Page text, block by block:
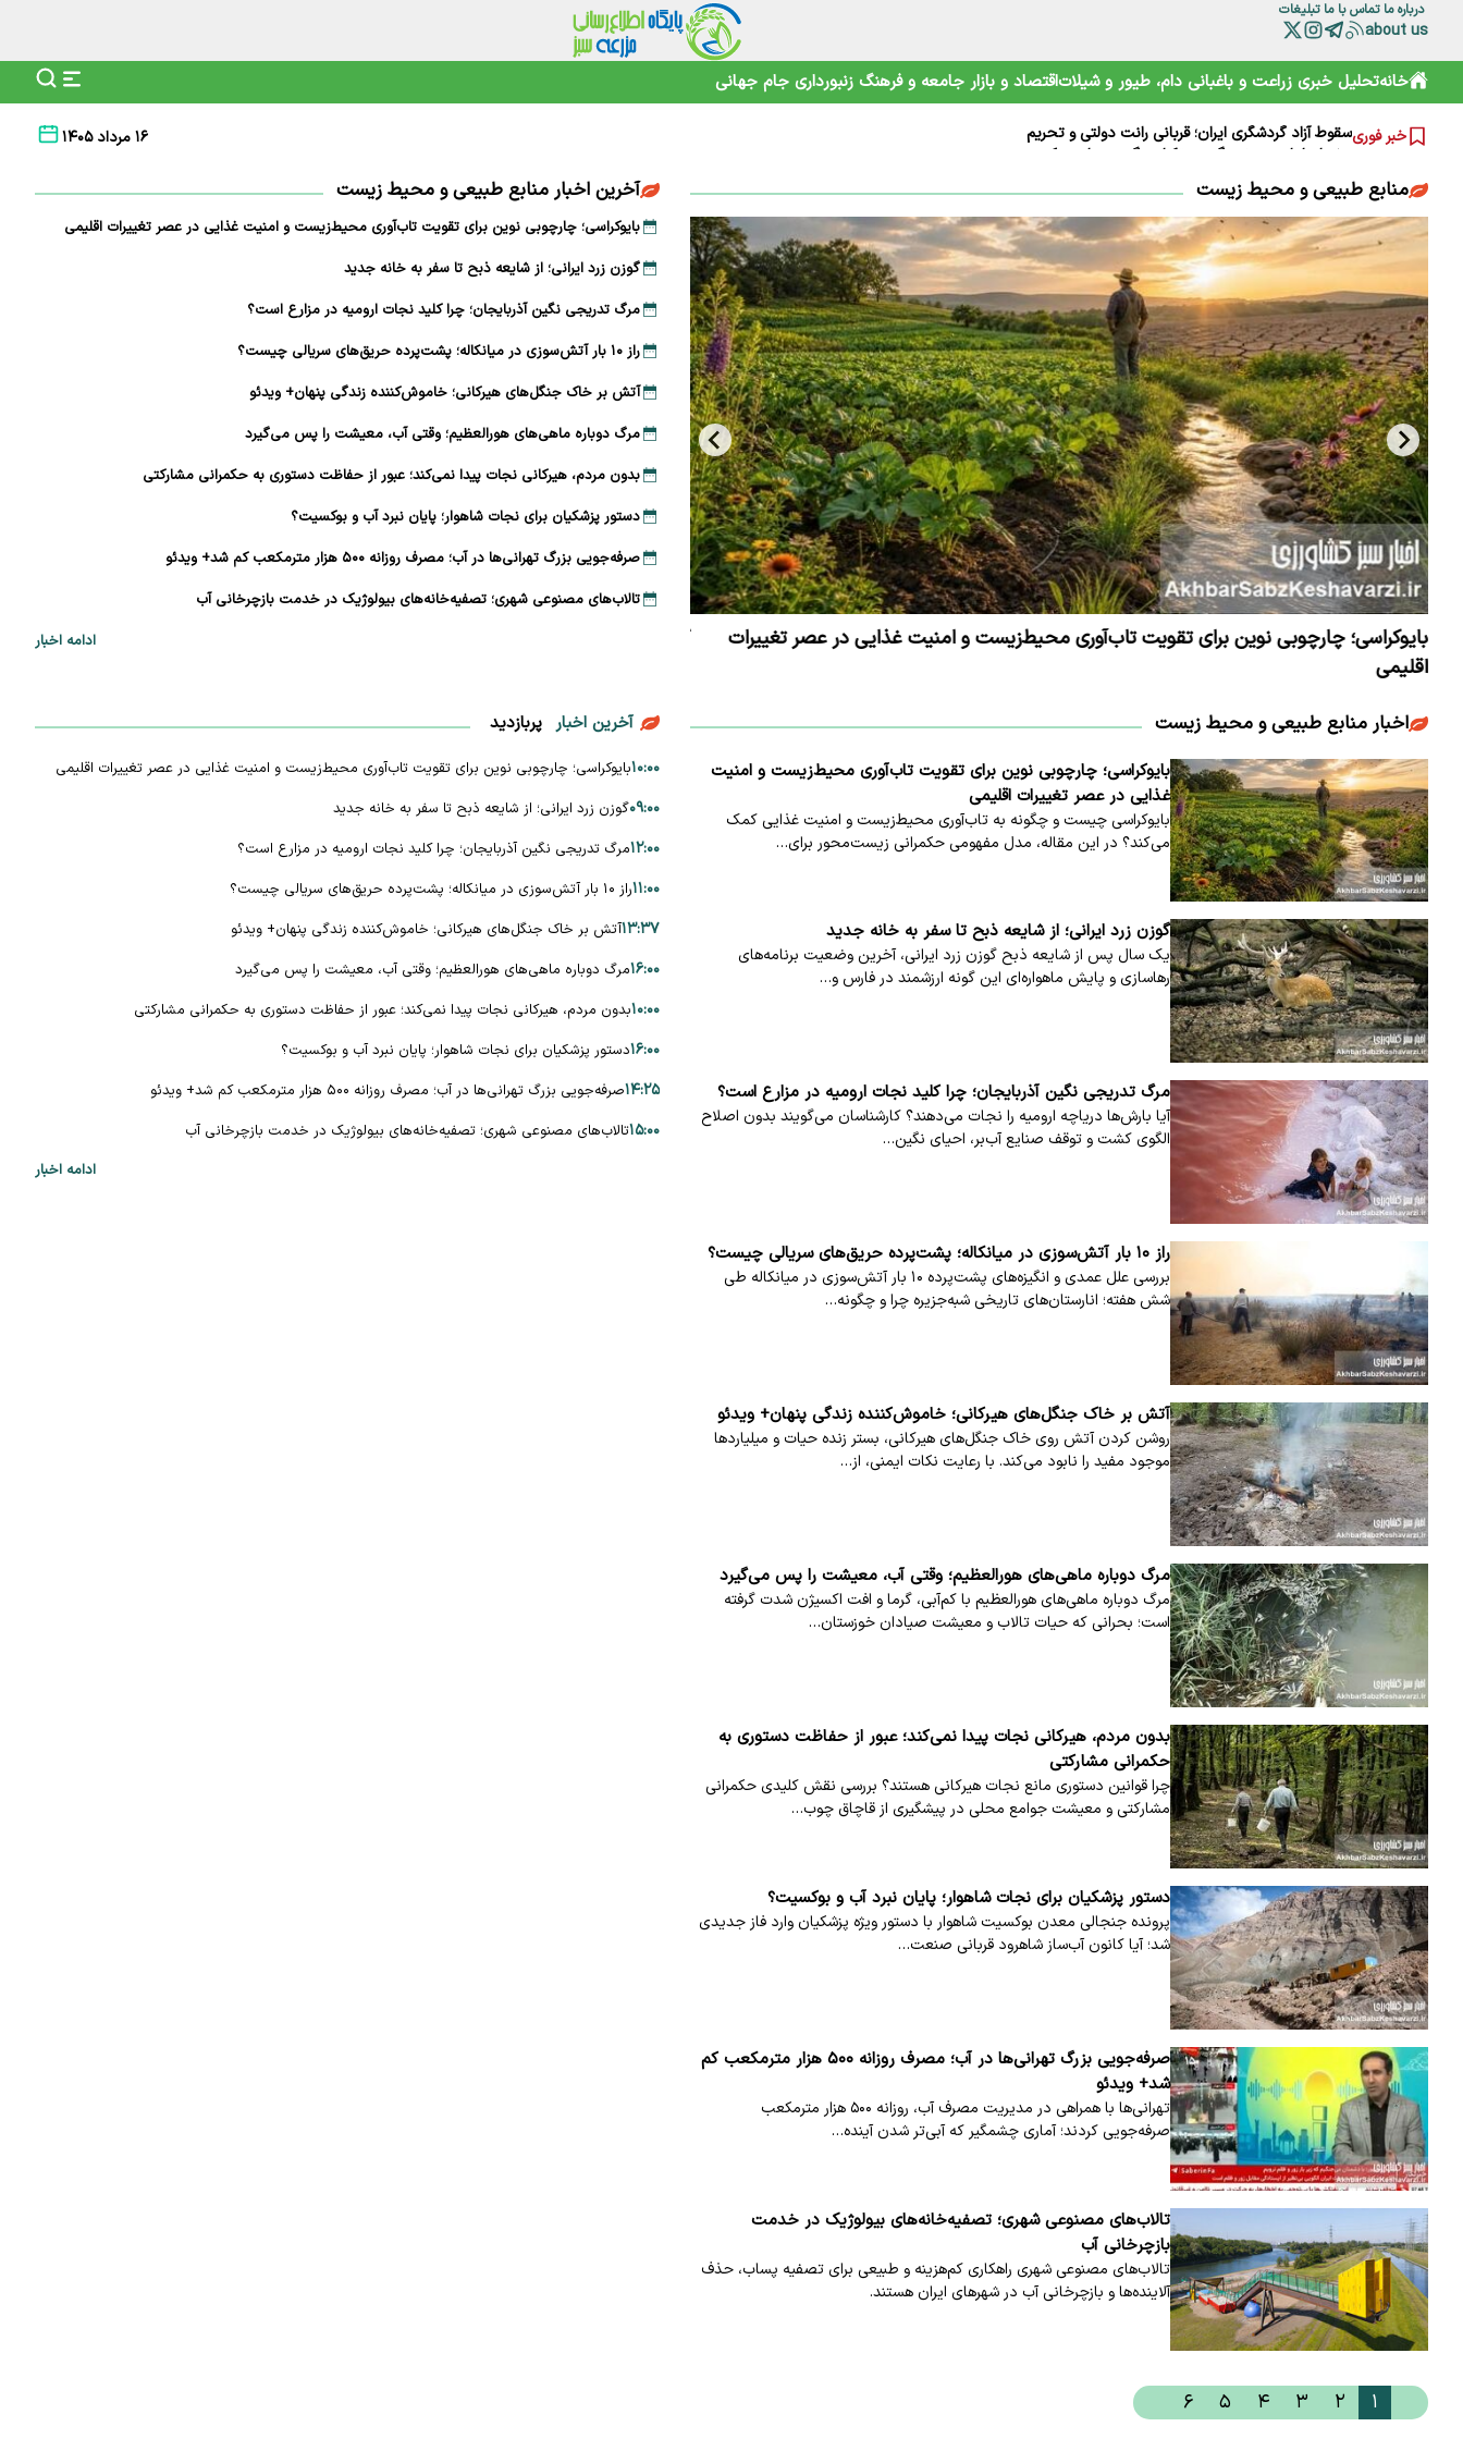
درباره ما تماس با ما تبلیغات
about us
خانهتحلیل خبری زراعت و باغبانی دام، طیور و شیلاتاقتصاد و بازار جامعه و فرهنگ زنبورداری جام جهانی
خبر فوری
خامیز؛ کارپاچیوی ۱۵۰۰ ساله ساسانی که شما را غافلگیر می‌کند!
رمزگشایی از سند آکتائو؛ سهم ایران از دریای خزر چقدر است؟
هشدارها را جدی نمی‌گیریم؛ تکرار مرگ در جاده و کوه
ترامپ از کدام مذاکره می‌گوید؟ روایت مبهم از پشت‌پرده خلیج فارس
شارژ کالابرگ الکترونیکی مرداد آغاز شد
هوشمند سازی صنعت دام و طیور راه توسعه و پیشرفت
هشدار هواشناسی تهران؛ باد شدید و گرد و خاک در راه است
بایوکراسی؛ چارچوبی نوین برای تقویت تاب‌آوری محیط‌زیست و امنیت غذایی در عصر تغییرات اقلیمی
۱۶ مرداد ۱۴۰۵
منابع طبیعی و محیط زیست
بایوکراسی؛ چارچوبی نوین برای تقویت تاب‌آوری محیط‌زیست و امنیت غذایی در عصر تغییرات
اقلیمی
آخرین اخبار منابع طبیعی و محیط زیست
بایوکراسی؛ چارچوبی نوین برای تقویت تاب‌آوری محیط‌زیست و امنیت غذایی در عصر تغییرات اقلیمی
گوزن زرد ایرانی؛ از شایعه ذبح تا سفر به خانه جدید
مرگ تدریجی نگین آذربایجان؛ چرا کلید نجات ارومیه در مزارع است؟
راز ۱۰ بار آتش‌سوزی در میانکاله؛ پشت‌پرده حریق‌های سریالی چیست؟
آتش بر خاک جنگل‌های هیرکانی؛ خاموش‌کننده زندگی پنهان+ ویدئو
مرگ دوباره ماهی‌های هورالعظیم؛ وقتی آب، معیشت را پس می‌گیرد
بدون مردم، هیرکانی نجات پیدا نمی‌کند؛ عبور از حفاظت دستوری به حکمرانی مشارکتی
دستور پزشکیان برای نجات شاهوار؛ پایان نبرد آب و بوکسیت؟
صرفه‌جویی بزرگ تهرانی‌ها در آب؛ مصرف روزانه ۵۰۰ هزار مترمکعب کم شد+ ویدئو
تالاب‌های مصنوعی شهری؛ تصفیه‌خانه‌های بیولوژیک در خدمت بازچرخانی آب
ادامه اخبار
اخبار منابع طبیعی و محیط زیست
بایوکراسی؛ چارچوبی نوین برای تقویت تاب‌آوری محیط‌زیست و امنیت
غذایی در عصر تغییرات اقلیمی
بایوکراسی چیست و چگونه به تاب‌آوری محیط‌زیست و امنیت غذایی کمک
می‌کند؟ در این مقاله، مدل مفهومی حکمرانی زیست‌محور برای…
گوزن زرد ایرانی؛ از شایعه ذبح تا سفر به خانه جدید
یک سال پس از شایعه ذبح گوزن زرد ایرانی، آخرین وضعیت برنامه‌های
رهاسازی و پایش ماهواره‌ای این گونه ارزشمند در فارس و…
مرگ تدریجی نگین آذربایجان؛ چرا کلید نجات ارومیه در مزارع است؟
آیا بارش‌ها دریاچه ارومیه را نجات می‌دهند؟ کارشناسان می‌گویند بدون اصلاح
الگوی کشت و توقف صنایع آب‌بر، احیای نگین…
راز ۱۰ بار آتش‌سوزی در میانکاله؛ پشت‌پرده حریق‌های سریالی چیست؟
بررسی علل عمدی و انگیزه‌های پشت‌پرده ۱۰ بار آتش‌سوزی در میانکاله طی
شش هفته؛ انارستان‌های تاریخی شبه‌جزیره چرا و چگونه…
آتش بر خاک جنگل‌های هیرکانی؛ خاموش‌کننده زندگی پنهان+ ویدئو
روشن کردن آتش روی خاک جنگل‌های هیرکانی، بستر زنده حیات و میلیاردها
موجود مفید را نابود می‌کند. با رعایت نکات ایمنی، از…
مرگ دوباره ماهی‌های هورالعظیم؛ وقتی آب، معیشت را پس می‌گیرد
مرگ دوباره ماهی‌های هورالعظیم با کم‌آبی، گرما و افت اکسیژن شدت گرفته
است؛ بحرانی که حیات تالاب و معیشت صیادان خوزستان…
بدون مردم، هیرکانی نجات پیدا نمی‌کند؛ عبور از حفاظت دستوری به
حکمرانی مشارکتی
چرا قوانین دستوری مانع نجات هیرکانی هستند؟ بررسی نقش کلیدی حکمرانی
مشارکتی و معیشت جوامع محلی در پیشگیری از قاچاق چوب…
دستور پزشکیان برای نجات شاهوار؛ پایان نبرد آب و بوکسیت؟
پرونده جنجالی معدن بوکسیت شاهوار با دستور ویژه پزشکیان وارد فاز جدیدی
شد؛ آیا کانون آب‌ساز شاهرود قربانی صنعت…
صرفه‌جویی بزرگ تهرانی‌ها در آب؛ مصرف روزانه ۵۰۰ هزار مترمکعب کم
شد+ ویدئو
تهرانی‌ها با همراهی در مدیریت مصرف آب، روزانه ۵۰۰ هزار مترمکعب
صرفه‌جویی کردند؛ آماری چشمگیر که آبی‌تر شدن آینده…
تالاب‌های مصنوعی شهری؛ تصفیه‌خانه‌های بیولوژیک در خدمت
بازچرخانی آب
تالاب‌های مصنوعی شهری راهکاری کم‌هزینه و طبیعی برای تصفیه پساب، حذف
آلاینده‌ها و بازچرخانی آب در شهرهای ایران هستند.
۱ ۲ ۳ ۴ ۵ ۶
آخرین اخبار پربازدید
۱۰:۰۰بایوکراسی؛ چارچوبی نوین برای تقویت تاب‌آوری محیط‌زیست و امنیت غذایی در عصر تغییرات اقلیمی
۰۹:۰۰گوزن زرد ایرانی؛ از شایعه ذبح تا سفر به خانه جدید
۱۲:۰۰مرگ تدریجی نگین آذربایجان؛ چرا کلید نجات ارومیه در مزارع است؟
۱۱:۰۰راز ۱۰ بار آتش‌سوزی در میانکاله؛ پشت‌پرده حریق‌های سریالی چیست؟
۱۳:۳۷آتش بر خاک جنگل‌های هیرکانی؛ خاموش‌کننده زندگی پنهان+ ویدئو
۱۶:۰۰مرگ دوباره ماهی‌های هورالعظیم؛ وقتی آب، معیشت را پس می‌گیرد
۱۰:۰۰بدون مردم، هیرکانی نجات پیدا نمی‌کند؛ عبور از حفاظت دستوری به حکمرانی مشارکتی
۱۶:۰۰دستور پزشکیان برای نجات شاهوار؛ پایان نبرد آب و بوکسیت؟
۱۴:۲۵صرفه‌جویی بزرگ تهرانی‌ها در آب؛ مصرف روزانه ۵۰۰ هزار مترمکعب کم شد+ ویدئو
۱۵:۰۰تالاب‌های مصنوعی شهری؛ تصفیه‌خانه‌های بیولوژیک در خدمت بازچرخانی آب
ادامه اخبار